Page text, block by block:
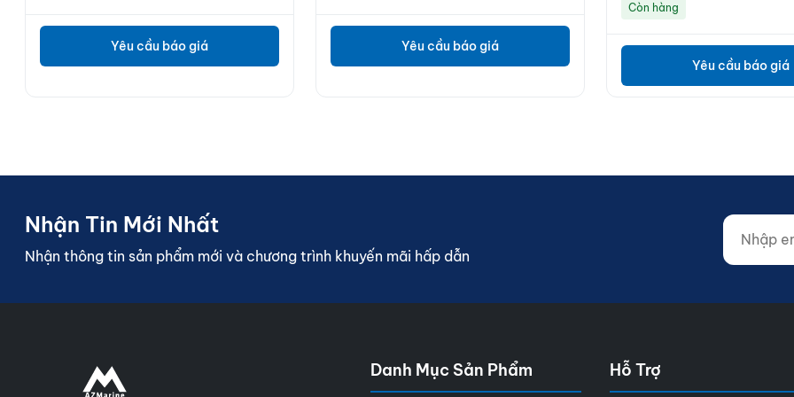
Yêu cầu báo giá Yêu cầu báo giá
Còn hàng
Yêu cầu báo giá
Nhận Tin Mới Nhất
Nhận thông tin sản phẩm mới và chương trình khuyến mãi hấp dẫn
Nhập
Website
Danh Mục Sản Phẩm Hỗ Trợ